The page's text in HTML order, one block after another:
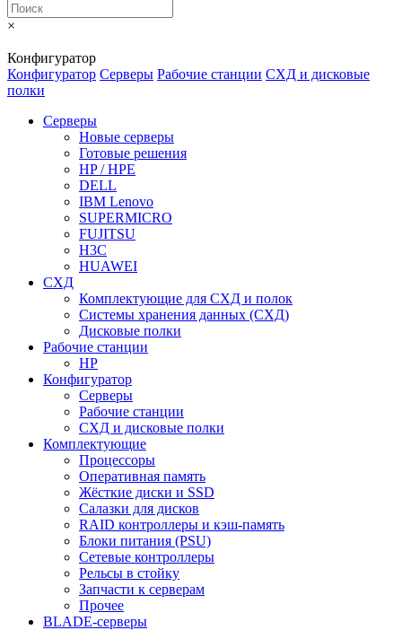
×
Конфигуратор
Конфигуратор Серверы Рабочие станции СХД и дисковые
полки
Серверы
Новые серверы
Готовые решения
HP / HPE
DELL
IBM Lenovo
SUPERMICRO
FUJITSU
H3C
HUAWEI
СХД
Комплектующие для СХД и полок
Системы хранения данных (СХД)
Дисковые полки
Рабочие станции
HP
Конфигуратор
Серверы
Рабочие станции
СХД и дисковые полки
Комплектующие
Процессоры
Оперативная память
Жёсткие диски и SSD
Салазки для дисков
RAID контроллеры и кэш-память
Блоки питания (PSU)
Сетевые контроллеры
Рельсы в стойку
Запчасти к серверам
Прочее
BLADE-серверы